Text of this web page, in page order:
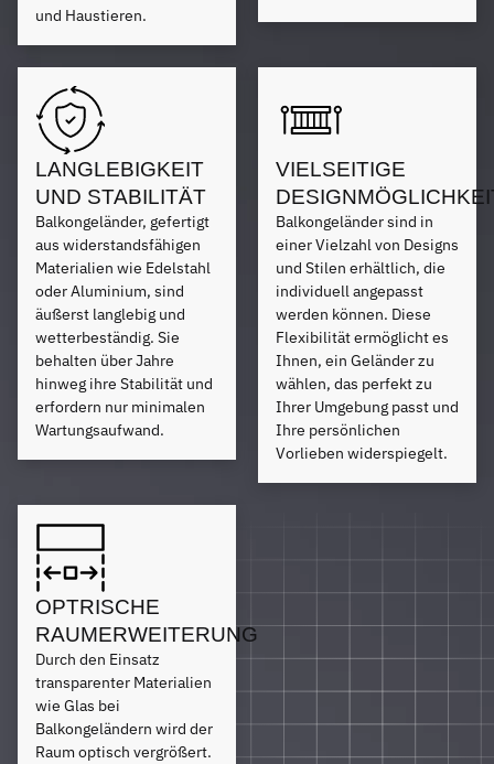
und Haustieren.
LANGLEBIGKEIT
UND STABILITÄT
Balkongeländer, gefertigt
aus widerstandsfähigen
Materialien wie Edelstahl
oder Aluminium, sind
äußerst langlebig und
wetterbeständig. Sie
behalten über Jahre
hinweg ihre Stabilität und
erfordern nur minimalen
Wartungsaufwand.
VIELSEITIGE
Balkongeländer sind in
einer Vielzahl von Designs
und Stilen erhältlich, die
individuell angepasst
werden können. Diese
Flexibilität ermöglicht es
Ihnen, ein Geländer zu
wählen, das perfekt zu
Ihrer Umgebung passt und
Ihre persönlichen
Vorlieben widerspiegelt.
OPTRISCHE
RAUMERWEITERUNG
Durch den Einsatz
transparenter Materialien
wie Glas bei
Balkongeländern wird der
Raum optisch vergrößert.